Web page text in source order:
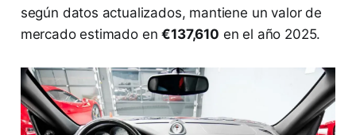
según datos actualizados, mantiene un valor de
mercado estimado en€137,610 en el año 2025.